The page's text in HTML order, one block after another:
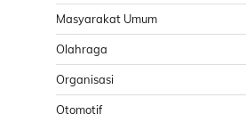
Masyarakat Umum
Olahraga
Organisasi
Otomotif